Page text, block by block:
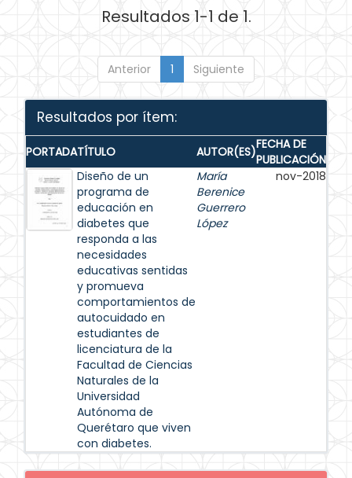
Resultados 1-1 de 1.
Anterior 1 Siguiente
Resultados por ítem:
PORTADATÍTULO AUTOR(ES)FECHA DE
PUBLICACIÓN
Diseño de un
programa de
educación en
diabetes que
responda a las
necesidades
educativas sentidas
y promueva
comportamientos de
autocuidado en
estudiantes de
licenciatura de la
Facultad de Ciencias
Naturales de la
Universidad
Autónoma de
Querétaro que viven
con diabetes.
María
Berenice
Guerrero
López
nov-2018